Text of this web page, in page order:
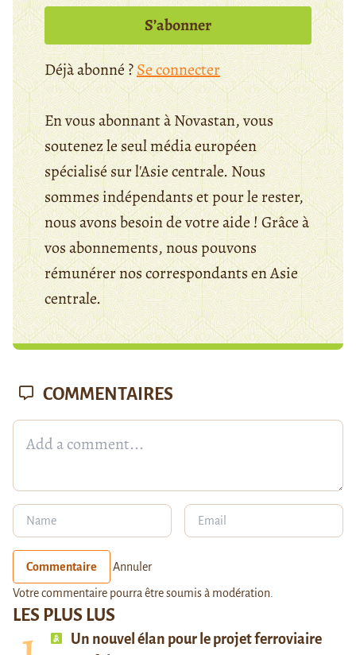
S’abonner
Déjà abonné ?Se connecter
En vous abonnant à Novastan, vous
soutenez le seul média européen
spécialisé sur l'Asie centrale. Nous
sommes indépendants et pour le rester,
nous avons besoin de votre aide ! Grâce à
vos abonnements, nous pouvons
rémunérer nos correspondants en Asie
centrale.
LES PLUS LUS
Un nouvel élan pour le projet ferroviaire
COMMENTAIRES
Commentaire Annuler
Votre commentaire pourra être soumis à modération.